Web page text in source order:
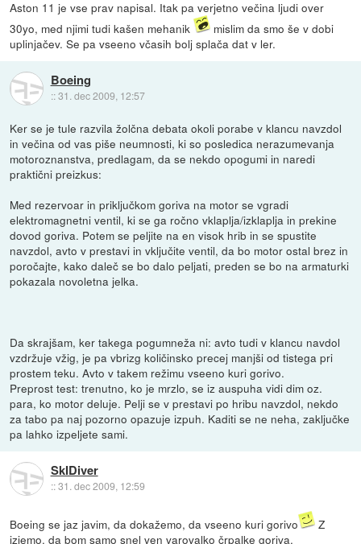
Aston 11 je vse prav napisal. Itak pa verjetno večina ljudi over
30yo, med njimi tudi kašen mehanik
mislim da smo še v dobi
uplinjačev. Se pa vseeno včasih bolj splača dat v ler.
Boeing
::31. dec 2009, 12:57
Ker se je tule razvila žolčna debata okoli porabe v klancu navzdol
in večina od vas piše neumnosti, ki so posledica nerazumevanja
motoroznanstva, predlagam, da se nekdo opogumi in naredi
praktični preizkus:
Med rezervoar in priključkom goriva na motor se vgradi
elektromagnetni ventil, ki se ga ročno vklaplja/izklaplja in prekine
dovod goriva. Potem se peljite na en visok hrib in se spustite
navzdol, avto v prestavi in vključite ventil, da bo motor ostal brez in
poročajte, kako daleč se bo dalo peljati, preden se bo na armaturki
pokazala novoletna jelka.
Da skrajšam, ker takega pogumneža ni: avto tudi v klancu navdol
vzdržuje vžig, je pa vbrizg količinsko precej manjši od tistega pri
prostem teku. Avto v takem režimu vseeno kuri gorivo.
Preprost test: trenutno, ko je mrzlo, se iz auspuha vidi dim oz.
para, ko motor deluje. Pelji se v prestavi po hribu navzdol, nekdo
za tabo pa naj pozorno opazuje izpuh. Kaditi se ne neha, zaključke
pa lahko izpeljete sami.
SkIDiver
::31. dec 2009, 12:59
Boeing se jaz javim, da dokažemo, da vseeno kuri gorivo
Z
izjemo, da bom samo snel ven varovalko črpalke goriva.